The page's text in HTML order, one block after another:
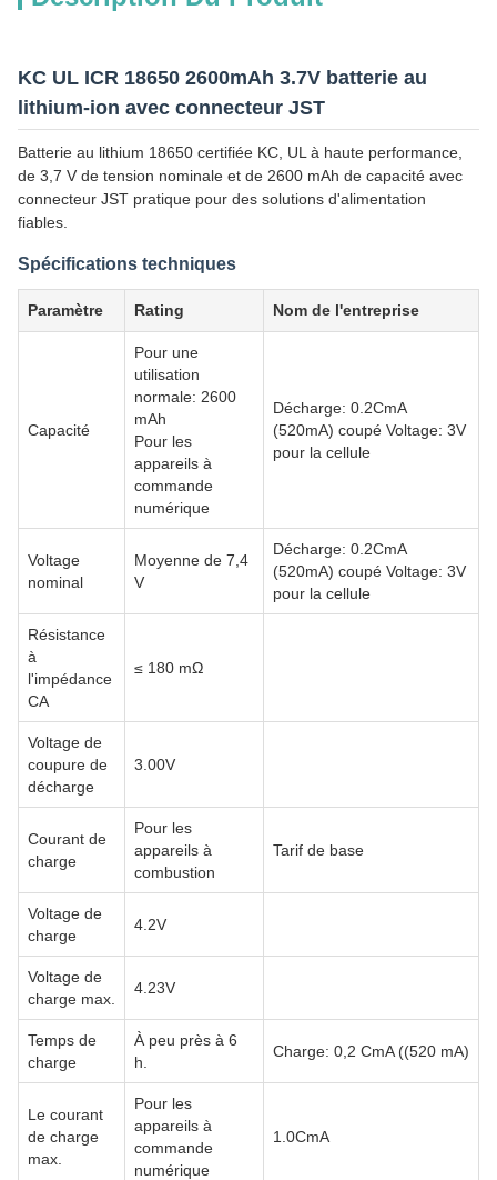
KC UL ICR 18650 2600mAh 3.7V batterie au
lithium-ion avec connecteur JST
Batterie au lithium 18650 certifiée KC, UL à haute performance,
de 3,7 V de tension nominale et de 2600 mAh de capacité avec
connecteur JST pratique pour des solutions d'alimentation
fiables.
Spécifications techniques
Paramètre Rating Nom de l'entreprise
Capacité
Pour une
utilisation
normale: 2600
mAh
Pour les
appareils à
commande
numérique
Décharge: 0.2CmA
(520mA) coupé Voltage: 3V
pour la cellule
Voltage
nominal
Moyenne de 7,4
V
Décharge: 0.2CmA
(520mA) coupé Voltage: 3V
pour la cellule
Résistance
à
l'impédance
CA
≤ 180 mΩ
Voltage de
coupure de
décharge
3.00V
Courant de
charge
Pour les
appareils à
combustion
Tarif de base
Voltage de
charge
4.2V
Voltage de
charge max.
4.23V
Temps de
charge
À peu près à 6
h.
Charge: 0,2 CmA ((520 mA)
Le courant
de charge
max.
Pour les
appareils à
commande
numérique
1.0CmA